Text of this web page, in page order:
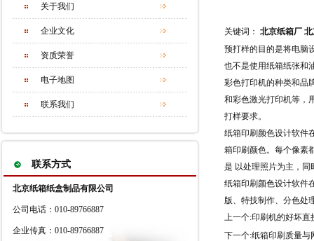
关于我们
企业文化
资质荣誉
电子地图
联系我们
联系方式
北京纸箱纸盒制品有限公司
公司电话：010-89766887
企业传真：010-89766887
关键词： 北京纸箱厂
预打样的目的是将电脑
也不是使用纸箱纸张和
彩色打印机的种类和品
和彩色激光打印机等，
打样要求。
纸箱印刷颜色设计软件
箱印刷颜色。每个像素
是 以处理照片为主，
纸箱印刷颜色设计软件
版、特技制作、分色处
上一个:印刷机的好坏直
下一个:纸箱印刷质量与